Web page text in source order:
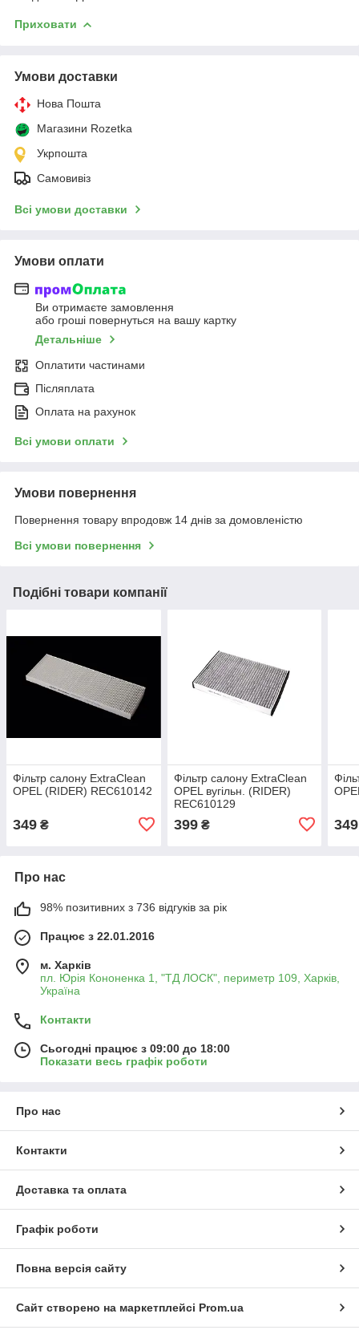
Приховати
Умови доставки
Нова Пошта
Магазини Rozetka
Укрпошта
Самовивіз
Всі умови доставки
Умови оплати
Ви отримаєте замовлення
або гроші повернуться на вашу картку
Детальніше
Оплатити частинами
Післяплата
Оплата на рахунок
Всі умови оплати
Умови повернення
Повернення товару впродовж 14 днів за домовленістю
Всі умови повернення
Подібні товари компанії
Фільтр салону ExtraClean
OPEL (RIDER) REC610142
349 ₴
Фільтр салону ExtraClean
OPEL вугільн. (RIDER)
REC610129
399₴ 349
Про нас
98% позитивних з 736 відгуків за рік
Працює з 22.01.2016
м. Харків
пл. Юрія Кононенка 1, "ТД ЛОСК", периметр 109, Харків,
Україна
Контакти
Сьогодні працює з 09:00 до 18:00
Показати весь графік роботи
Про нас
Контакти
Доставка та оплата
Графік роботи
Повна версія сайту
Сайт створено на маркетплейсі Prom.ua